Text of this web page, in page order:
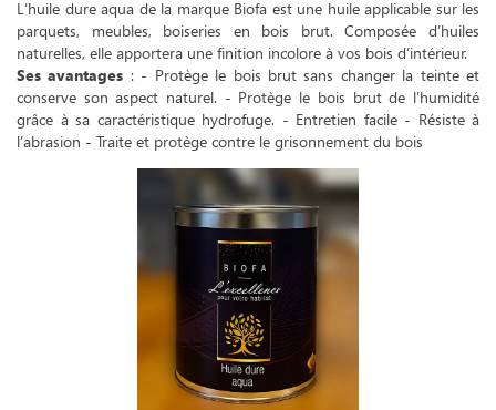
L’huile dure aqua de la marque Biofa est une huile applicable sur les
parquets, meubles, boiseries en bois brut. Composée d’huiles
naturelles, elle apportera une finition incolore à vos bois d’intérieur.
Ses avantages : - Protège le bois brut sans changer la teinte et
conserve son aspect naturel. - Protège le bois brut de l’humidité
grâce à sa caractéristique hydrofuge. - Entretien facile - Résiste à
l’abrasion - Traite et protège contre le grisonnement du bois